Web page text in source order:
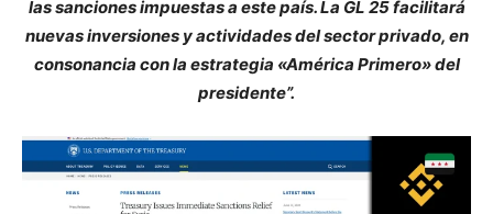
las sanciones impuestas a este país. La GL 25 facilitará
nuevas inversiones y actividades del sector privado, en
consonancia con la estrategia «América Primero» del
presidente”.